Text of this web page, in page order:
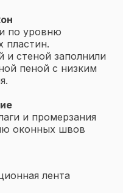
по уровню
пластин.
стеной заполнили
пеной с низким
и промерзания
оконных швов
лента